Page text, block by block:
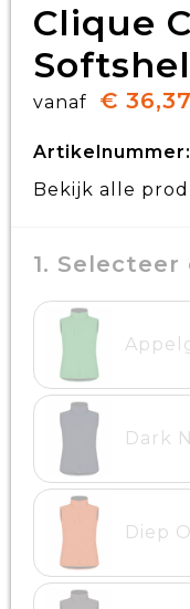
Clique
vanaf € 36,37
Artikelnummer:
Bekijk alle
1.
Dark
Diep